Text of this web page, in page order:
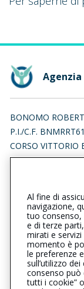
Agenzia
BONOMO
P.I./C.F.
CORSO VITTORIO
Iscr. RUI
Iscrizione nel
L’intermediario è
Al fine di
navigazione,
tuo consenso,
e di terze
mirati e
momento è
le preferenze
sull’utilizzo
consenso può
tutti i cookie”